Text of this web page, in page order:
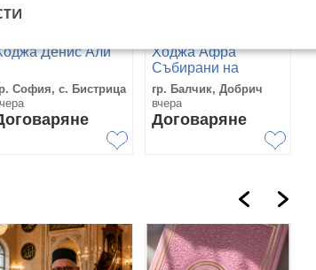
Денис Али
София, с. Бистрица
Ходжа Афра
Събирани на
двойки
гр. Балчик, Добрич
вчера
Договаряне